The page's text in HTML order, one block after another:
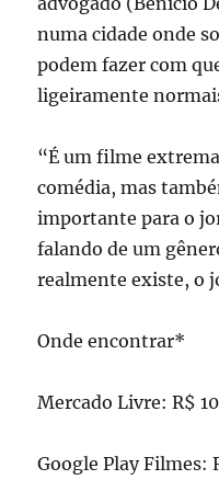
numa cidade onde
podem fazer com
ligeiramente
“É um filme
comédia, mas
importante para o
falando de um
realmente existe, o
Onde encontrar*
Mercado Livre: R$
Google Play Filmes: